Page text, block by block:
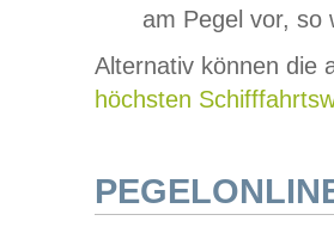
am Pegel vor,
Alternativ können die
höchsten